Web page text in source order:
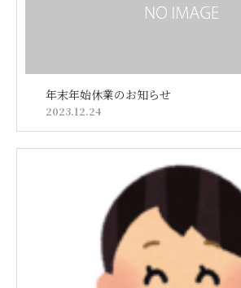
年末年始休業のお知らせ
2023.12.24